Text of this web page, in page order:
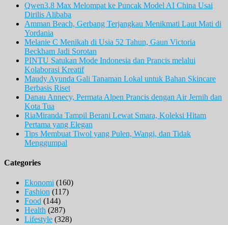
Qwen3.8 Max Melompat ke Puncak Model AI China Usai
Dirilis Alibaba
Amman Beach, Gerbang Terjangkau Menikmati Laut Mati di
Yordania
Melanie C Menikah di Usia 52 Tahun, Gaun Victoria
Beckham Jadi Sorotan
PINTU Satukan Mode Indonesia dan Prancis melalui
Kolaborasi Kreatif
Maudy Ayunda Gali Tanaman Lokal untuk Bahan Skincare
Berbasis Riset
Danau Annecy, Permata Alpen Prancis dengan Air Jernih dan
Kota Tua
RiaMiranda Tampil Berani Lewat Smara, Koleksi Hitam
Pertama yang Elegan
Tips Membuat Tiwol yang Pulen, Wangi, dan Tidak
Menggumpal
Categories
Ekonomi (160)
Fashion (117)
Food (144)
Health (287)
Lifestyle (328)